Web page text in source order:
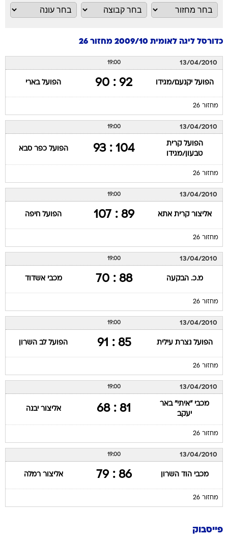
כדורסל ליגה לאומית 2009/10 מחזור 26
13/04/2010
19:00
הפועל יקנעם/מגידו 92 : 90 הפועל בארי
מחזור 26
13/04/2010
19:00
הפועל קרית
טבעון/מגידו
104 : 93 הפועל כפר סבא
מחזור 26
13/04/2010
19:00
אליצור קרית אתא 89 : 107 הפועל חיפה
מחזור 26
13/04/2010
19:00
מ.כ. הבקעה 88 : 70 מכבי אשדוד
מחזור 26
13/04/2010
19:00
הפועל נצרת עילית 85 : 91 הפועל לב השרון
מחזור 26
13/04/2010
19:00
מכבי "איתי" באר
יעקב
81 : 68 אליצור יבנה
מחזור 26
13/04/2010
19:00
מכבי הוד השרון 86 : 79 אליצור רמלה
מחזור 26
פייסבוק